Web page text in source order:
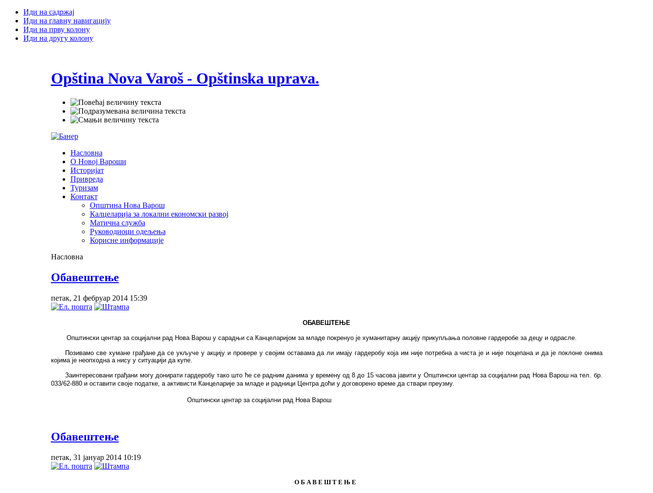
Иди на садржај
Иди на главну навигацију
Иди на прву колону
Иди на другу колону
Opština Nova Varoš - Opštinska uprava.
Насловна
О Новој Вароши
Историјат
Привреда
Туризам
Контакт
Општина Нова Варош
Калцеларија за локални економски развој
Матична служба
Руководиоци одељења
Корисне информације
Насловна
Обавештење
петак, 21 фебруар 2014 15:39
ОБАВЕШТЕЊЕ
Општински центар за социјални рад Нова Варош у сарадњи са Канцеларијом за младе покренуо је хуманитарну акцију прикупљања половне гардеробе за децу и одрасле.
Позивамо све хумане грађане да се укључе у акцију и провере у својим оставама да ли имају гардеробу која им није потребна а чиста је и није поцепана и да је поклоне онима
којима је неопходна а нису у ситуацији да купе.
Заинтересовани грађани могу донирати гардеробу тако што ће се радним данима у времену од 8 до 15 часова јавити у Општински центар за социјални рад Нова Варош на тел. бр.
033/62-880 и оставити своје податке, а активисти Канцеларије за младе и радници Центра доћи у договорено време да ствари преузму.
Општински центар за социјални рад Нова Варош
Обавештење
петак, 31 јануар 2014 10:19
О Б А В Е Ш Т Е Њ Е